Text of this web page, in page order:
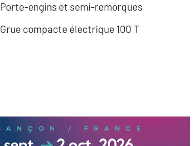
Porte-engins et semi-remorques
Grue compacte électrique 100 T